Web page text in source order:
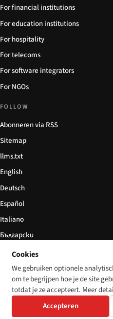
For financial institutions
For education institutions
For hospitality
For telecoms
For software integrators
For NGOs
FOLLOW
Abonneren via RSS
Sitemap
llms.txt
English
Deutsch
Español
Italiano
Български
简体中文
© 2026 Disability World. Alle rechten
DeutschEspañolItaliano
Cookies
We gebruiken optionele
om te begrijpen hoe je de site
totdat je ze accepteert. Meer
Accepteren